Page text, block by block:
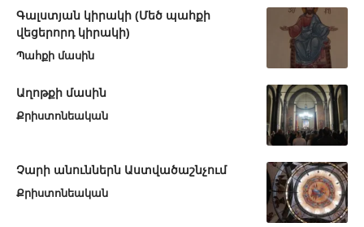
Գալստյան կիրակի (Մեծ պահքի
վեցերորդ կիրակի)
Պահքի մասին
Աղոթքի մասին
Քրիստոնեական
Չարի անուններն Աստվածաշնչում
Քրիստոնեական